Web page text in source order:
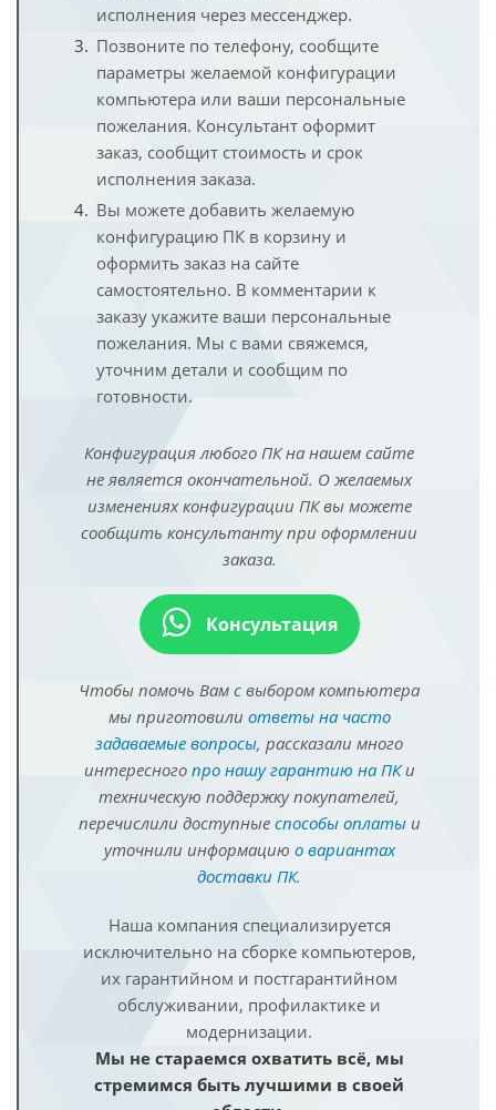
исполнения через мессенджер.
Позвоните по телефону, сообщите
параметры желаемой конфигурации
компьютера или ваши персональные
пожелания. Консультант оформит
заказ, сообщит стоимость и срок
исполнения заказа.
Вы можете добавить желаемую
конфигурацию ПК в корзину и
оформить заказ на сайте
самостоятельно. В комментарии к
заказу укажите ваши персональные
пожелания. Мы с вами свяжемся,
уточним детали и сообщим по
готовности.
Конфигурация любого ПК на нашем сайте
не является окончательной. О желаемых
изменениях конфигурации ПК вы можете
сообщить консультанту при оформлении
заказа.
Консультация
Чтобы помочь Вам с выбором компьютера
мы приготовили ответы на часто
задаваемые вопросы, рассказали много
интересного про нашу гарантию на ПКи
техническую поддержку покупателей,
перечислили доступные способы оплатыи
уточнили информацию о вариантах
доставки ПК.
Наша компания специализируется
исключительно на сборке компьютеров,
их гарантийном и постгарантийном
обслуживании, профилактике и
модернизации.
Мы не стараемся охватить всё, мы
стремимся быть лучшими в своей